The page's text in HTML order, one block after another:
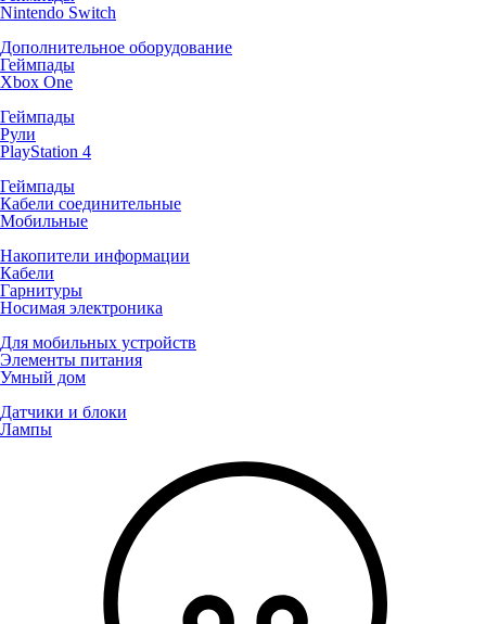
Nintendo Switch
Дополнительное оборудование
Геймпады
Xbox One
Геймпады
Рули
PlayStation 4
Геймпады
Кабели соединительные
Мобильные
Накопители информации
Кабели
Гарнитуры
Носимая электроника
Для мобильных устройств
Элементы питания
Умный дом
Датчики и блоки
Лампы